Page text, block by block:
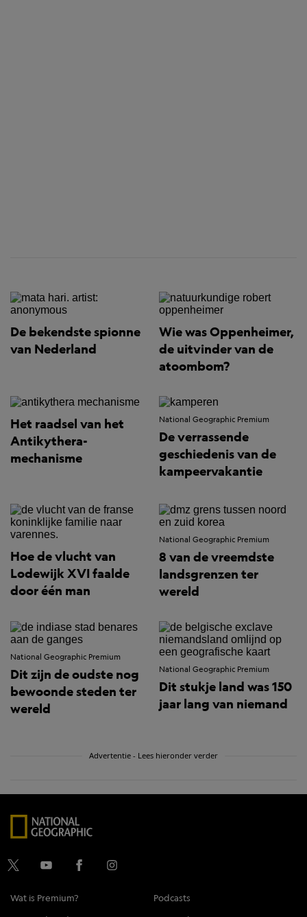
De bekendste spionne
van Nederland
Wie was Oppenheimer,
de uitvinder van de
atoombom?
Het raadsel van het
Antikythera-
mechanisme
National Geographic Premium
De verrassende
geschiedenis van de
kampeervakantie
Hoe de vlucht van
Lodewijk XVI faalde
door één man
National Geographic Premium
8 van de vreemdste
landsgrenzen ter
wereld
National Geographic Premium
Dit zijn de oudste nog
bewoonde steden ter
wereld
National Geographic Premium
Dit stukje land was 150
jaar lang van niemand
Advertentie - Lees hieronder verder
Wat is Premium?
Podcasts